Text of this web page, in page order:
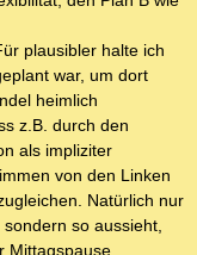
plausibler halte ich
war, um dort
heimlich
z.B. durch den
als impliziter
von den Linken
Natürlich nur
so aussieht,
Mittagspause